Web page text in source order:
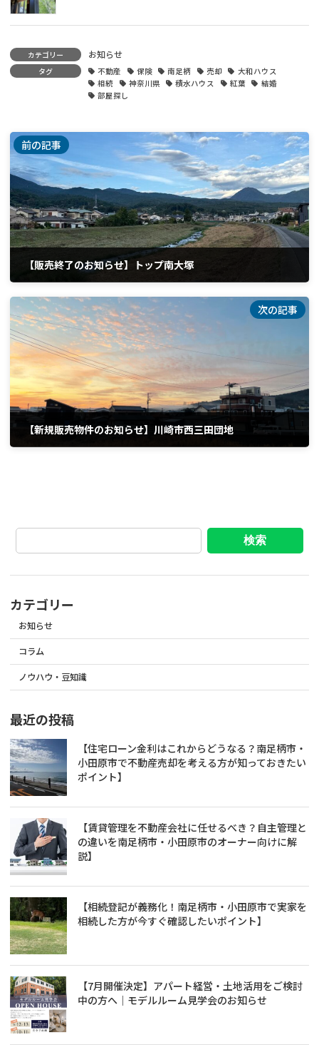
カテゴリー お知らせ
タグ 不動産 保険 南足柄 売却
大和ハウス
相続
神奈川県 積水ハウス 紅葉
結婚
部屋探し
前の記事
【販売終了のお知らせ】トップ南大塚
次の記事
【新規販売物件のお知らせ】川崎市西三田団地
検索
カテゴリー
お知らせ
コラム
ノウハウ・豆知識
最近の投稿
【住宅ローン金利はこれからどうなる？南足柄市・
小田原市で不動産売却を考える方が知っておきたい
ポイント】
【賃貸管理を不動産会社に任せるべき？自主管理と
の違いを南足柄市・小田原市のオーナー向けに解
説】
【相続登記が義務化！南足柄市・小田原市で実家を
相続した方が今すぐ確認したいポイント】
【7月開催決定】アパート経営・土地活用をご検討
中の方へ｜モデルルーム見学会のお知らせ